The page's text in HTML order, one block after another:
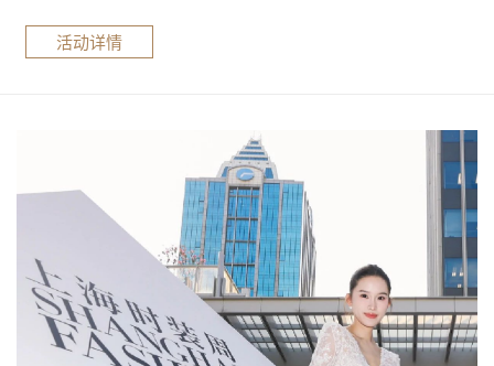
活动详情